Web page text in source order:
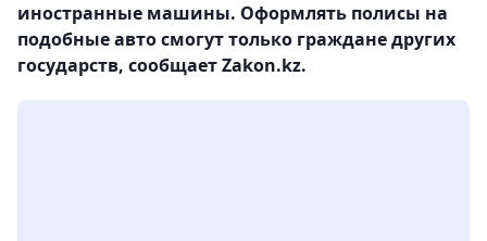
иностранные машины. Оформлять полисы на
подобные авто смогут только граждане других
государств, сообщает Zakon.kz.